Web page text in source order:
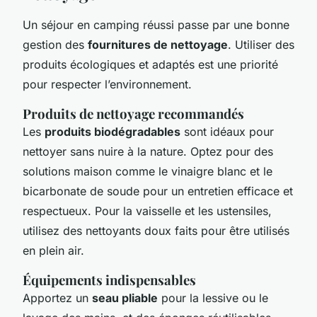
Un séjour en camping réussi passe par une bonne
gestion des fournitures de nettoyage. Utiliser des
produits écologiques et adaptés est une priorité
pour respecter l’environnement.
Produits de nettoyage recommandés
Les produits biodégradables sont idéaux pour
nettoyer sans nuire à la nature. Optez pour des
solutions maison comme le vinaigre blanc et le
bicarbonate de soude pour un entretien efficace et
respectueux. Pour la vaisselle et les ustensiles,
utilisez des nettoyants doux faits pour être utilisés
en plein air.
Équipements indispensables
Apportez un seau pliable pour la lessive ou le